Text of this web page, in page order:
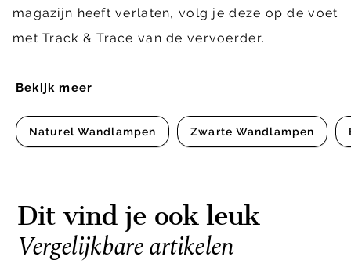
Bekijk meer
Naturel Wandlampen Zwarte Wandlampen
magazijn heeft verlaten, volg je deze op de voet
met Track & Trace van de vervoerder.
Dit vind je ook leuk
Vergelijkbare artikelen